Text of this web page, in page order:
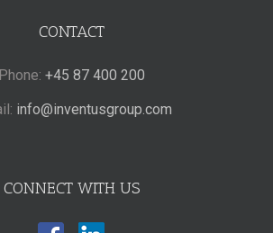
CONTACT
Phone: +45 87 400 200
info@inventusgroup.com
CONNECT WITH US